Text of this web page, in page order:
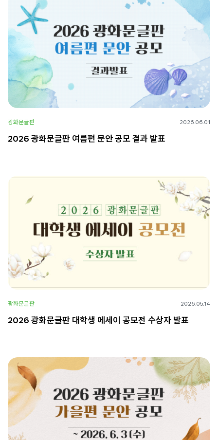
광화문글판 2026.06.01
2026 광화문글판 여름편 문안 공모 결과 발표
광화문글판 2026.05.14
2026 광화문글판 대학생 에세이 공모전 수상자 발표